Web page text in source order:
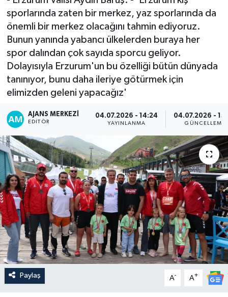
sporlarında zaten bir merkez, yaz sporlarında da
önemli bir merkez olacağını tahmin ediyoruz.
Bunun yanında yabancı ülkelerden buraya her
spor dalından çok sayıda sporcu geliyor.
Dolayısıyla Erzurum'un bu özelliği bütün dünyada
tanınıyor, bunu daha ileriye götürmek için
elimizden geleni yapacağız'
AJANS MERKEZI
EDITÖR
04.07.2026 - 14:24
YAYINLANMA
04.07.2026 -
GÜNCELLEME
Paylaş A- A+